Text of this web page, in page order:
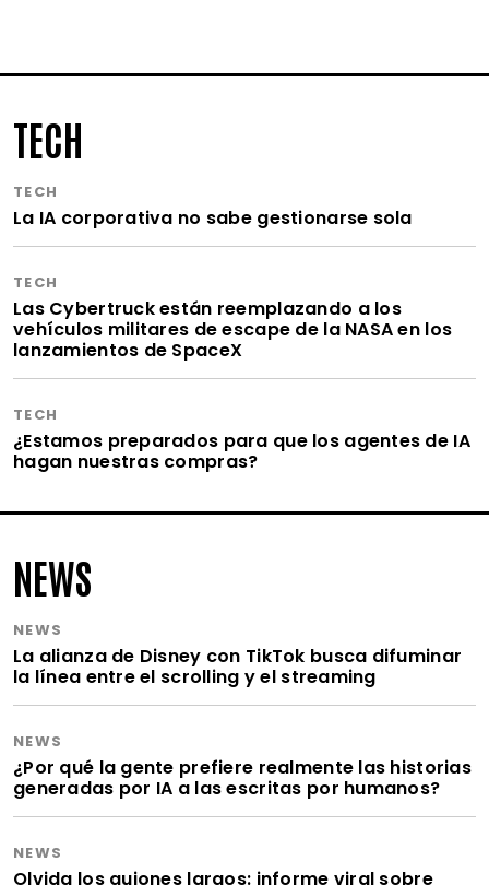
TECH
TECH
La IA corporativa no sabe gestionarse sola
TECH
Las Cybertruck están reemplazando a los
vehículos militares de escape de la NASA en los
lanzamientos de SpaceX
TECH
¿Estamos preparados para que los agentes de IA
hagan nuestras compras?
NEWS
NEWS
La alianza de Disney con TikTok busca difuminar
la línea entre el scrolling y el streaming
NEWS
¿Por qué la gente prefiere realmente las historias
generadas por IA a las escritas por humanos?
NEWS
Olvida los guiones largos: informe viral sobre